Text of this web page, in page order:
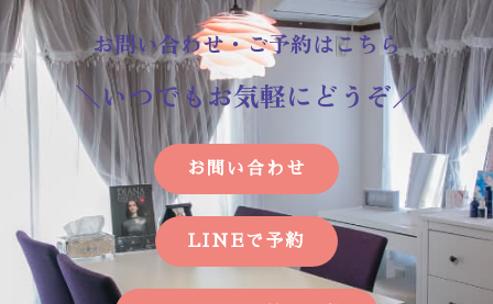
お問い合わせ・ご予約はこちら
＼いつでもお気軽にどうぞ／
お問い合わせ
LINEで予約